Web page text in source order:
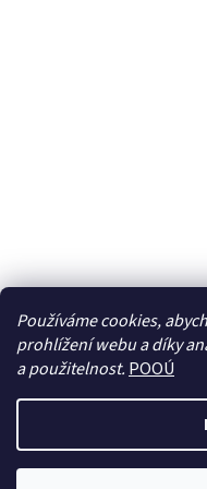
Používáme cookies,
prohlížení webu a díky
a použitelnost. POOÚ
Sledovat na